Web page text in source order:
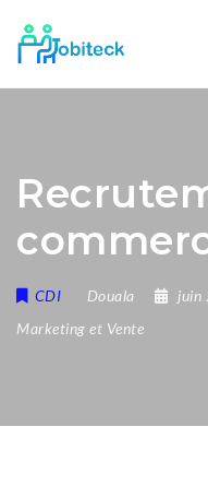
CDI Douala juin
Marketing et Vente